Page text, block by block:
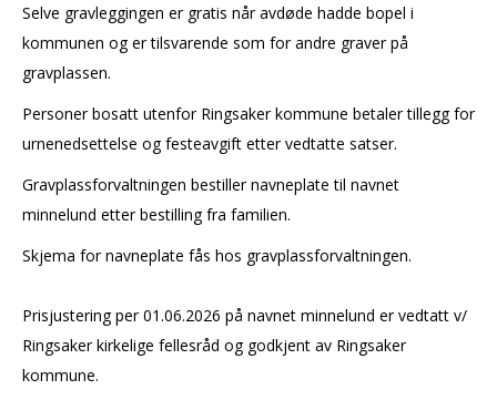
Selve gravleggingen er gratis når avdøde hadde bopel i
kommunen og er tilsvarende som for andre graver på
gravplassen.
Personer bosatt utenfor Ringsaker kommune betaler tillegg for
urnenedsettelse og festeavgift etter vedtatte satser.
Gravplassforvaltningen bestiller navneplate til navnet
minnelund etter bestilling fra familien.
Skjema for navneplate fås hos gravplassforvaltningen.
Prisjustering per 01.06.2026 på navnet minnelund er vedtatt v/
Ringsaker kirkelige fellesråd og godkjent av Ringsaker
kommune.